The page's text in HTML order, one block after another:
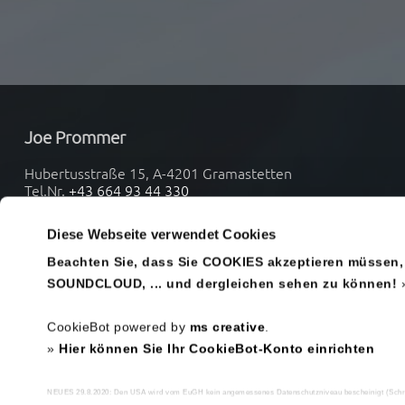
Diese Webseite verwendet Cookies
Beachten Sie, dass Sie COOKIES akzeptieren
SOUNDCLOUD, ... und dergleichen sehen zu können!
CookieBot powered by ms creative.
» Hier können Sie Ihr CookieBot-Konto einrichten
NEUES 29.8.2020: Den USA wird vom EuGH kein angemessenes Datenschutzniveau bescheinigt
Joe Prommer
Hubertusstraße 15, A-4201 Gramastetten
Tel.Nr. +43 664 93 44 330